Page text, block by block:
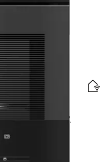
+ “HydroClean”.
etiketė